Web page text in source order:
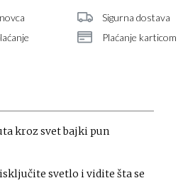
Sigurna dostava
Plaćanje karticom
kroz svet bajki pun
svetlo i vidite šta se